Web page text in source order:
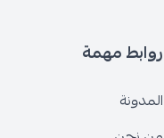
روابط مهمة
المدونة